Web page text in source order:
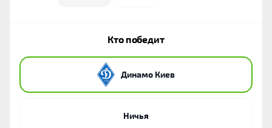
Кто победит
Динамо Киев
Ничья